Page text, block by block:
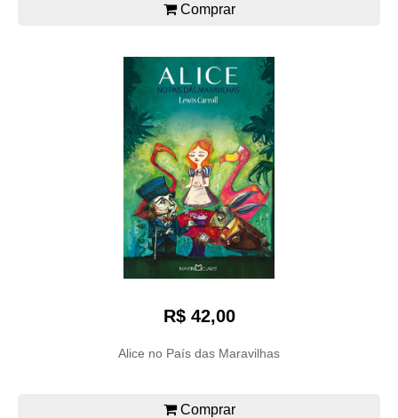
Comprar
R$ 42,00
Alice no País das Maravilhas
Comprar